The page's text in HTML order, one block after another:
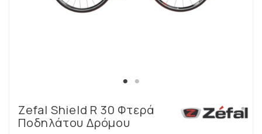
Zefal Shield R 30 Φτερά
Ποδηλάτου Δρόμου